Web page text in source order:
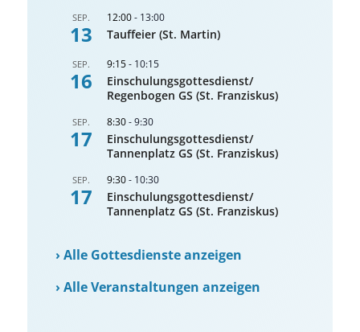
SEP.
13
12:00- 13:00
Tauffeier (St. Martin)
SEP.
16
9:15- 10:15
Einschulungsgottesdienst/
Regenbogen GS (St. Franziskus)
SEP.
17
8:30-9:30
Einschulungsgottesdienst/
Tannenplatz GS (St. Franziskus)
SEP.
17
9:30- 10:30
Einschulungsgottesdienst/
Tannenplatz GS (St. Franziskus)
›Alle Gottesdienste anzeigen
›Alle Veranstaltungen anzeigen